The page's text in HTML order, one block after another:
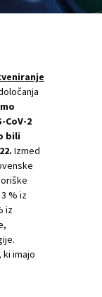
CoV-2
bili
Izmed
% iz
iz
imajo